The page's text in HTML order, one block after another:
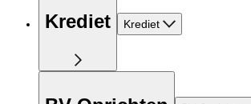
Krediet Krediet